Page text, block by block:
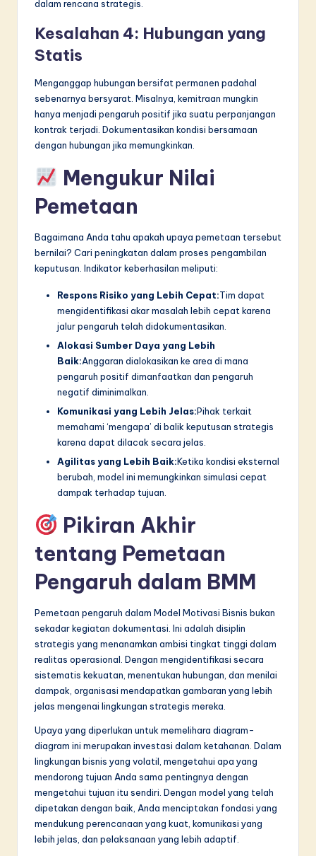
dalam rencana strategis.
Kesalahan 4: Hubungan yang
Statis
Menganggap hubungan bersifat permanen padahal
sebenarnya bersyarat. Misalnya, kemitraan mungkin
hanya menjadi pengaruh positif jika suatu perpanjangan
kontrak terjadi. Dokumentasikan kondisi bersamaan
dengan hubungan jika memungkinkan.
Mengukur Nilai
Pemetaan
Bagaimana Anda tahu apakah upaya pemetaan tersebut
bernilai? Cari peningkatan dalam proses pengambilan
keputusan. Indikator keberhasilan meliputi:
Respons Risiko yang Lebih Cepat:Tim dapat
mengidentifikasi akar masalah lebih cepat karena
jalur pengaruh telah didokumentasikan.
Alokasi Sumber Daya yang Lebih
Baik:Anggaran dialokasikan ke area di mana
pengaruh positif dimanfaatkan dan pengaruh
negatif diminimalkan.
Komunikasi yang Lebih Jelas:Pihak terkait
memahami ‘mengapa’ di balik keputusan strategis
karena dapat dilacak secara jelas.
Agilitas yang Lebih Baik:Ketika kondisi eksternal
berubah, model ini memungkinkan simulasi cepat
dampak terhadap tujuan.
Pikiran Akhir
tentang Pemetaan
Pengaruh dalam BMM
Pemetaan pengaruh dalam Model Motivasi Bisnis bukan
sekadar kegiatan dokumentasi. Ini adalah disiplin
strategis yang menanamkan ambisi tingkat tinggi dalam
realitas operasional. Dengan mengidentifikasi secara
sistematis kekuatan, menentukan hubungan, dan menilai
dampak, organisasi mendapatkan gambaran yang lebih
jelas mengenai lingkungan strategis mereka.
Upaya yang diperlukan untuk memelihara diagram-
diagram ini merupakan investasi dalam ketahanan. Dalam
lingkungan bisnis yang volatil, mengetahui apa yang
mendorong tujuan Anda sama pentingnya dengan
mengetahui tujuan itu sendiri. Dengan model yang telah
dipetakan dengan baik, Anda menciptakan fondasi yang
mendukung perencanaan yang kuat, komunikasi yang
lebih jelas, dan pelaksanaan yang lebih adaptif.